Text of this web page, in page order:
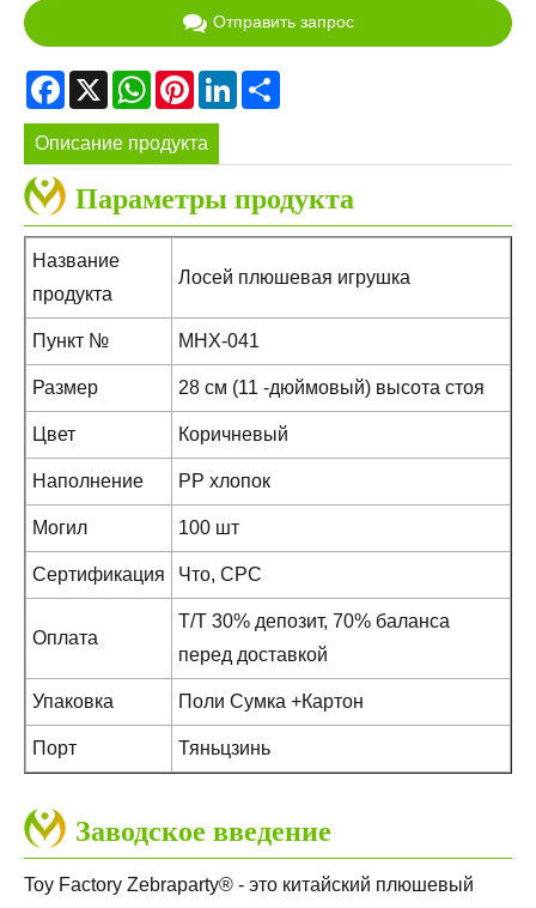
Отправить запрос
Facebook
X WhatsApp
PinterestLinkedIn
Описание продукта
Параметры продукта
Название
продукта
Лосей плюшевая игрушка
Пункт № MHX-041
Размер 28 см (11 -дюймовый) высота стоя
Цвет Коричневый
Наполнение PP хлопок
Могил 100 шт
Сертификация Что, CPC
Оплата
T/T 30% депозит, 70% баланса
перед доставкой
Упаковка Поли Сумка +Картон
Порт Тяньцзинь
Заводское введение
Toy Factory Zebraparty® - это китайский плюшевый